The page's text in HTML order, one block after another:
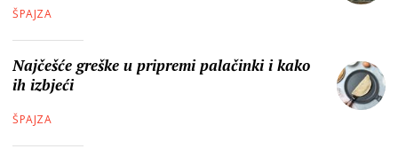
ŠPAJZA
Najčešće greške u pripremi palačinki i kako
ih izbjeći
ŠPAJZA